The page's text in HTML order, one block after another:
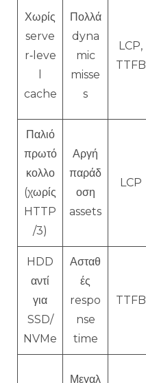
Χωρίς
serve
r‑leve
cache
Πολλά
dyna
mic
misse
s
LCP,
TTFB
Παλιό
πρωτό
κολλο
(χωρίς
HTTP
/3)
Αργή
παράδ
οση
assets
LCP
HDD
αντί
για
SSD/
NVMe
Ασταθ
ές
respo
nse
time
TTFB
Μεγαλ